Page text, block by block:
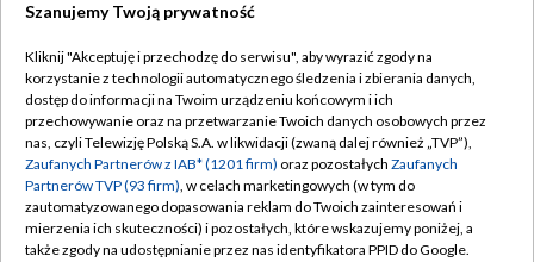
TVP
Abonament TVP
Emisja w TVP
Centrum informacji TVP
Naziemna Telewizja Cyfrowa
Regulamin TVP
Polityka prywatności
Moje zgody
Pomoc
Szanujemy Twoją prywatność
Kliknij "Akceptuję i przechodzę do serwisu", aby wyrazić zgody na
korzystanie z technologii automatycznego śledzenia i zbierania danych,
dostęp do informacji na Twoim urządzeniu końcowym i ich
przechowywanie oraz na przetwarzanie Twoich danych osobowych przez
nas, czyli Telewizję Polską S.A. w likwidacji (zwaną dalej również „TVP”),
Zaufanych Partnerów z IAB* (1201 firm) oraz pozostałych Zaufanych
Partnerów TVP (93 firm), w celach marketingowych (w tym do
zautomatyzowanego dopasowania reklam do Twoich zainteresowań i
mierzenia ich skuteczności) i pozostałych, które wskazujemy poniżej, a
także zgody na udostępnianie przez nas identyfikatora PPID do Google.